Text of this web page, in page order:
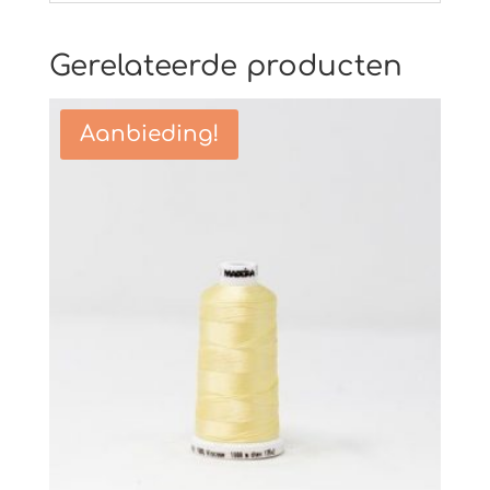
Gerelateerde producten
Aanbieding!